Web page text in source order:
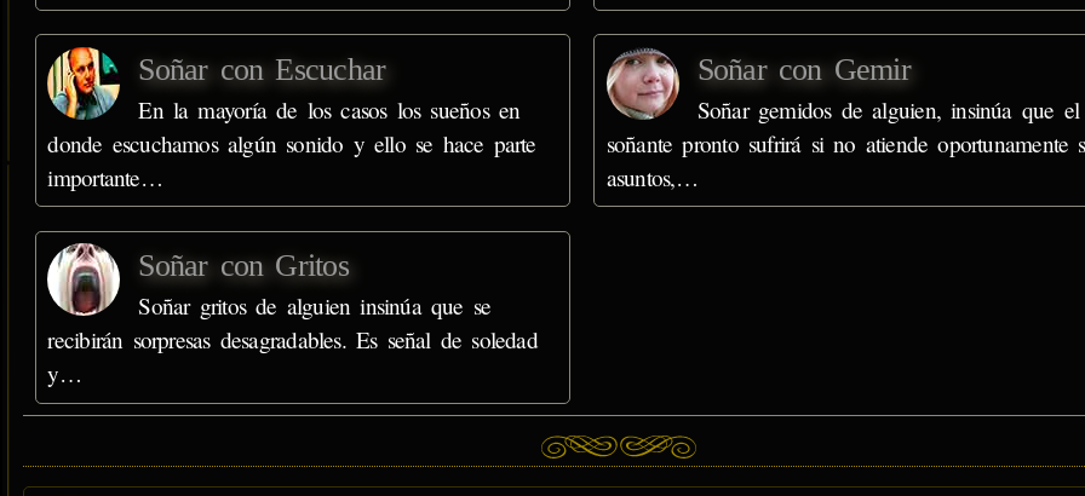
Soñar con Escuchar
En la mayoría de los casos los sueños en
donde escuchamos algún sonido y ello se hace parte
importante…
Soñar con Gemir
Soñar gemidos de alguien, insinúa que el
soñante pronto sufrirá si no atiende oportunamente
asuntos,…
Soñar con Gritos
Soñar gritos de alguien insinúa que se
recibirán sorpresas desagradables. Es señal de soledad
y…